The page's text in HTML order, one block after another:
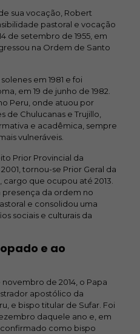
sua vocação, Robert
pastoral e vocação
de setembro de 1955, em
na Ordem de Santo
em 1981 e foi
em 19 de junho de 1982.
Peru, onde atuou por
de Chulucanas e Trujillo,
e acadêmica, sempre
vulneráveis.
Prior Provincial da
tornou-se Prior Geral da
que ocupou até 2013.
da ordem no
e consolidou uma
sociais e culturais da
e ao
de 2014, o Papa
apostólico da
e bispo titular de Sufar. Foi
daquele ano e, em
confirmado como bispo